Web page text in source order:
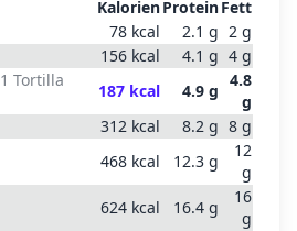
KalorienProteinFett
78 kcal 2.1 g 2 g
156 kcal 4.1 g 4 g
1 Tortilla
187 kcal 4.9 g
4.8
g
312 kcal 8.2 g 8 g
468 kcal 12.3 g
12
g
624 kcal 16.4 g
16
g